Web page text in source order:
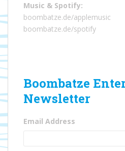
Music & Spotify:
boombatze.de/applemusic
boombatze.de/spotify
Boombatze
Newsletter
Email Address